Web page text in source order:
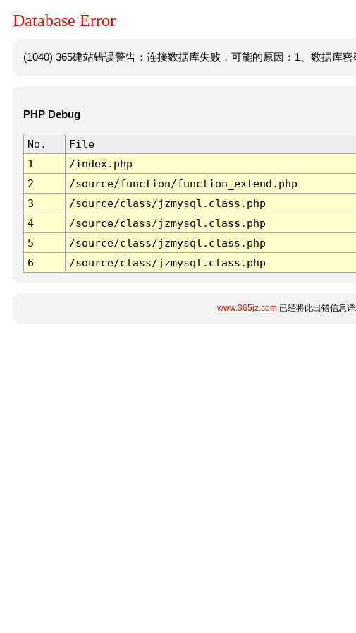
Database Error
(1040) 365建站错误警告：连接数据库失败，可能的原因：1、数据库密
PHP Debug
No. File
1
/index.php
2
/source/function/function_extend.php
3
/source/class/jzmysql.class.php
4
/source/class/jzmysql.class.php
5
/source/class/jzmysql.class.php
6
/source/class/jzmysql.class.php
www.365jz.com已经将此出错信息